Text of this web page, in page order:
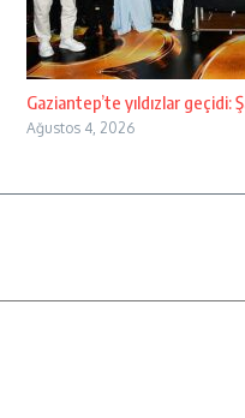
Gaziantep’te yıldızlar geçidi:
Ağustos 4, 2026